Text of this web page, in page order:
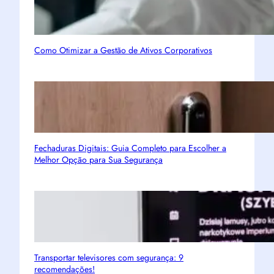
Como Otimizar a Gestão de Ativos Corporativos
Fechaduras Digitais: Guia Completo para Escolher a
Melhor Opção para Sua Segurança
Transportar televisores com segurança: 9
recomendações!